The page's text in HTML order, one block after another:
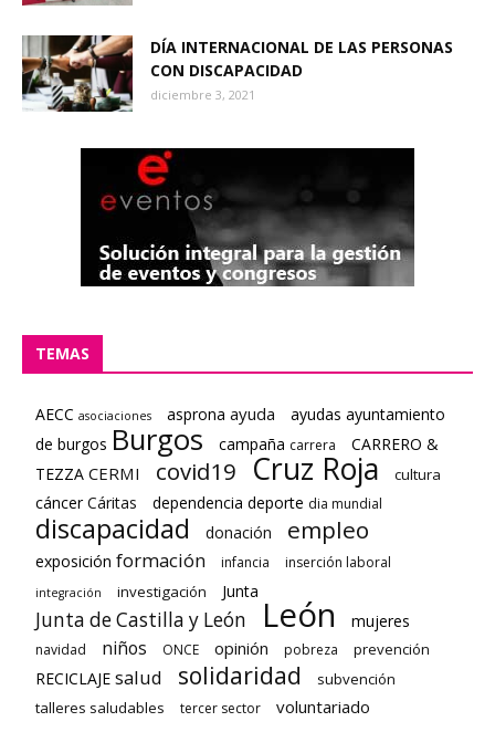
DÍA INTERNACIONAL DE LAS PERSONAS
CON DISCAPACIDAD
diciembre 3, 2021
TEMAS
AECC asociaciones asprona ayuda
ayudas ayuntamiento
de burgos Burgos campaña carrera
CARRERO &
TEZZA CERMI covid19 Cruz Roja cultura
cáncerCáritas dependencia deporte dia mundial
discapacidad donación empleo
exposición formación infancia inserción laboral
integración investigación Junta
Junta de Castilla y León León mujeres
navidad niños ONCE opinión pobreza prevención
RECICLAJE salud solidaridad
subvención
talleres saludables
tercer sector voluntariado